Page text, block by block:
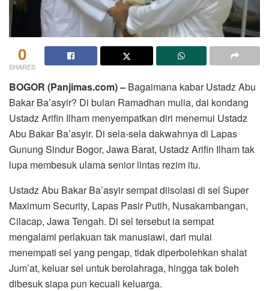
0
SHARES
BOGOR (Panjimas.com) – Bagaimana kabar Ustadz Abu
Bakar Ba’asyir? Di bulan Ramadhan mulia, dai kondang
Ustadz Arifin Ilham menyempatkan diri menemui Ustadz
Abu Bakar Ba’asyir. Di sela-sela dakwahnya di Lapas
Gunung Sindur Bogor, Jawa Barat, Ustadz Arifin Ilham tak
lupa membesuk ulama senior lintas rezim itu.
Ustadz Abu Bakar Ba’asyir sempat diisolasi di sel Super
Maximum Security, Lapas Pasir Putih, Nusakambangan,
Cilacap, Jawa Tengah. Di sel tersebut ia sempat
mengalami perlakuan tak manusiawi, dari mulai
menempati sel yang pengap, tidak diperbolehkan shalat
Jum’at, keluar sel untuk berolahraga, hingga tak boleh
dibesuk siapa pun kecuali keluarga.